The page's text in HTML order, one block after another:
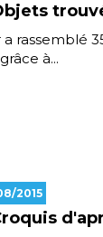
a rassemblé
à...
2015